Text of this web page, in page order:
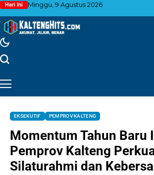
Hari Ini Minggu, 9 Agustus 2026
EKSEKUTIF PEMPROV KALTENG
Momentum Tahun Baru
Pemprov Kalteng
Silaturahmi dan